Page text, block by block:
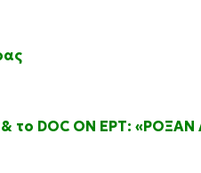
DOC ON ΕΡΤ: